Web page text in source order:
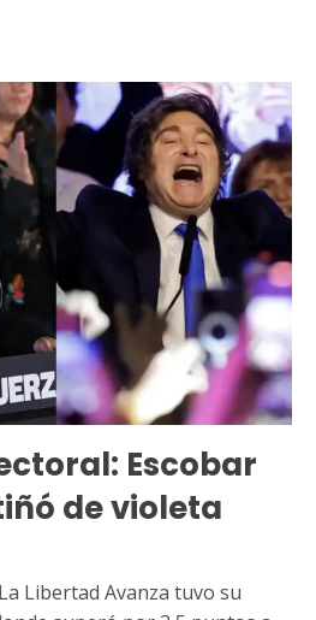
Escobar
de violeta
Libertad Avanza tuvo su